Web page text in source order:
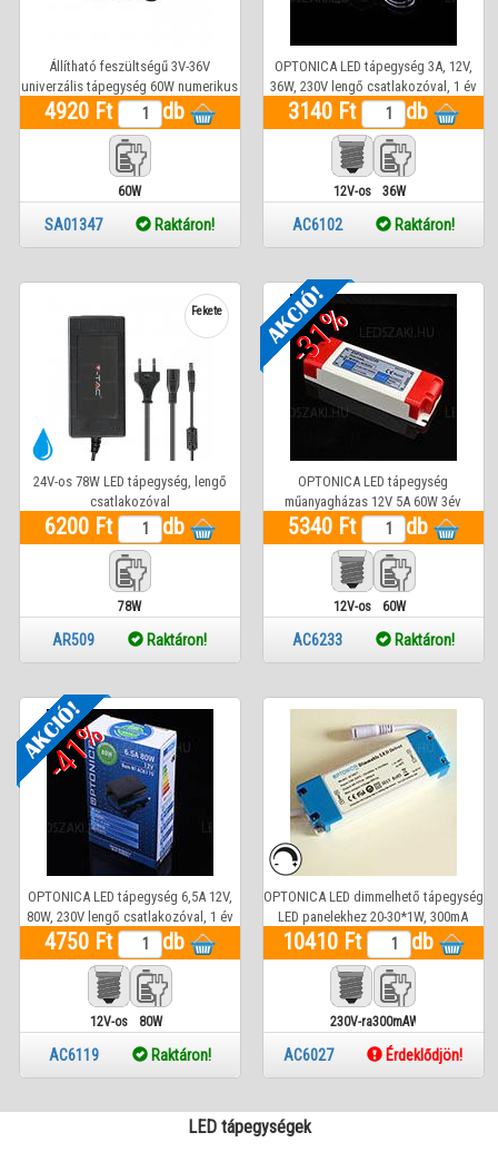
Állítható feszültségű 3V-36V
univerzális tápegység 60W numerikus
kijelzővel
4920 Ft db
60W
SA01347 Raktáron!
OPTONICA LED tápegység 3A, 12V,
36W, 230V lengő csatlakozóval, 1 év
garancia
3140 Ft db
12V-os 36W
AC6102 Raktáron!
Fekete
24V-os 78W LED tápegység, lengő
csatlakozóval
6200 Ft db
78W
AR509 Raktáron!
-31%
OPTONICA LED tápegység
műanyagházas 12V 5A 60W 3év
garancia
5340 Ft db
12V-os 60W
AC6233 Raktáron!
-41%
OPTONICA LED tápegység 6,5A 12V,
80W, 230V lengő csatlakozóval, 1 év
garancia
4750 Ft db
12V-os 80W
AC6119 Raktáron!
OPTONICA LED dimmelhető tápegység
LED panelekhez 20-30*1W, 300mA
10410 Ft db
230V-ra300mAW
AC6027 Érdeklődjön!
LED tápegységek